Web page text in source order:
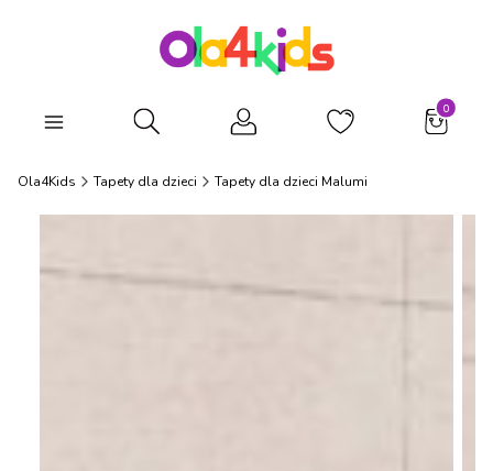
Otwórz wyszukiwarkę
Ola4Kids Tapety dla dzieci Tapety dla dzieci Malumi